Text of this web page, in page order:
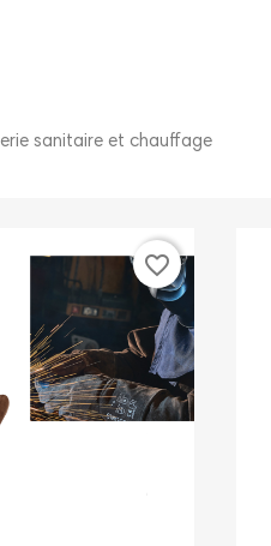
sanitaire et chauffage
favorite_border